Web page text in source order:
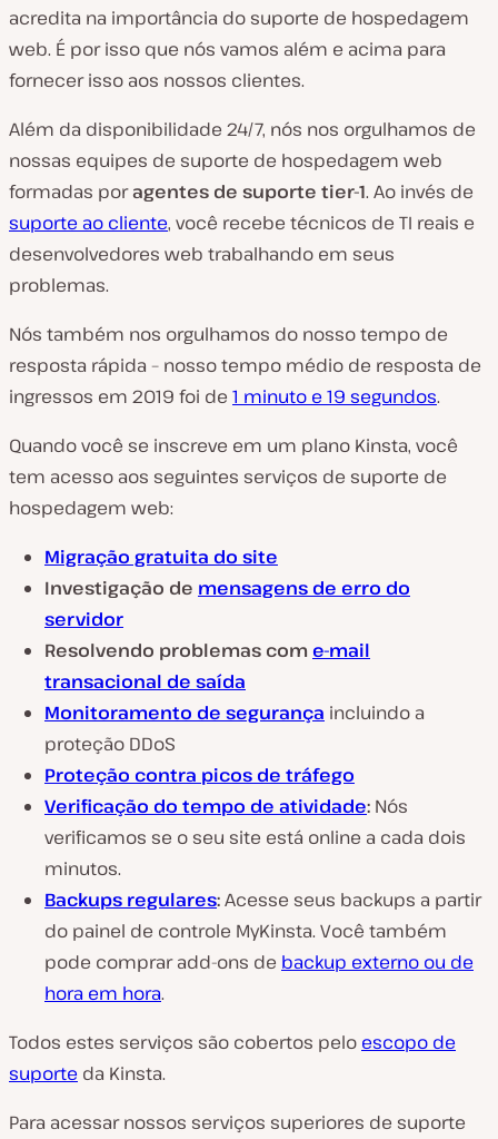
acredita na importância do suporte de hospedagem
web. É por isso que nós vamos além e acima para
fornecer isso aos nossos clientes.
Além da disponibilidade 24/7, nós nos orgulhamos de
nossas equipes de suporte de hospedagem web
formadas poragentes de suporte tier-1. Ao invés de
suporte ao cliente, você recebe técnicos de TI reais e
desenvolvedores web trabalhando em seus
problemas.
Nós também nos orgulhamos do nosso tempo de
resposta rápida – nosso tempo médio de resposta de
ingressos em 2019 foi de 1 minuto e 19 segundos.
Quando você se inscreve em um plano Kinsta, você
tem acesso aos seguintes serviços de suporte de
hospedagem web:
Migração gratuita do site
Investigação de mensagens de erro do
servidor
Resolvendo problemas com e-mail
transacional de saída
Monitoramento de segurança incluindo a
proteção DDoS
Proteção contra picos de tráfego
Verificação do tempo de atividade: Nós
verificamos se o seu site está online a cada dois
minutos.
Backups regulares:Acesse seus backups a partir
do painel de controle MyKinsta. Você também
pode comprar add-ons de backup externo ou de
hora em hora.
Todos estes serviços são cobertos pelo escopo de
suporte da Kinsta.
Para acessar nossos serviços superiores de suporte